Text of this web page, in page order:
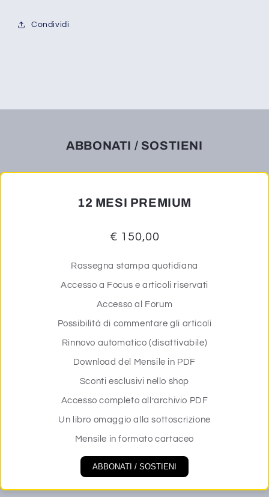
Condividi
ABBONATI / SOSTIENI
12 MESI PREMIUM
€ 150,00
Rassegna stampa quotidiana
Accesso a Focus e articoli riservati
Accesso al Forum
Possibilità di commentare gli articoli
Rinnovo automatico (disattivabile)
Download del Mensile in PDF
Sconti esclusivi nello shop
Accesso completo all’archivio PDF
Un libro omaggio alla sottoscrizione
Mensile in formato cartaceo
ABBONATI / SOSTIENI